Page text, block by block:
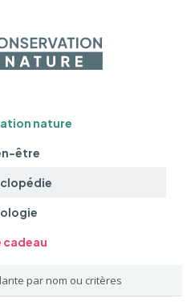
nature
être
cadeau
par nom ou critères